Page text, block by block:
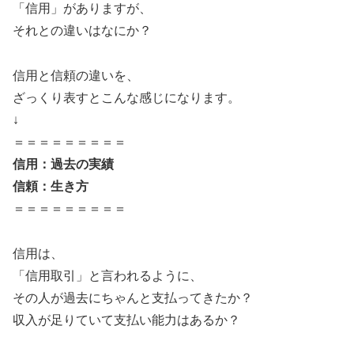
「信用」がありますが、
それとの違いはなにか？
信用と信頼の違いを、
ざっくり表すとこんな感じになります。
↓
＝＝＝＝＝＝＝＝＝
信用：過去の実績
信頼：生き方
＝＝＝＝＝＝＝＝＝
信用は、
「信用取引」と言われるように、
その人が過去にちゃんと支払ってきたか？
収入が足りていて支払い能力はあるか？